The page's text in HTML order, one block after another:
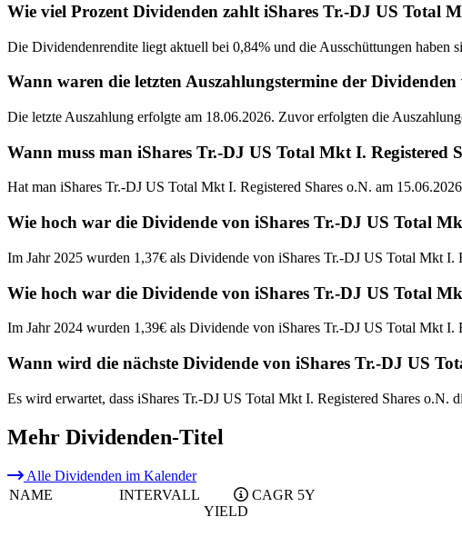
Wie viel Prozent Dividenden zahlt iShares Tr.-DJ US Total
Die Dividendenrendite liegt aktuell bei 0,84% und die Ausschüttungen haben
Wann waren die letzten Auszahlungstermine der
Die letzte Auszahlung erfolgte am 18.06.2026. Zuvor erfolgten die
Wann muss man iShares Tr.-DJ US Total Mkt I. Registered
Hat man iShares Tr.-DJ US Total Mkt I. Registered Shares o.N. am
Wie hoch war die Dividende von iShares Tr.-DJ US Total
Im Jahr 2025 wurden 1,37€ als Dividende von iShares Tr.-DJ US Total Mkt I.
Wie hoch war die Dividende von iShares Tr.-DJ US Total
Im Jahr 2024 wurden 1,39€ als Dividende von iShares Tr.-DJ US Total Mkt I.
Wann wird die nächste Dividende von iShares Tr.-DJ US
Es wird erwartet, dass iShares Tr.-DJ US Total Mkt I. Registered Shares o.N.
Mehr Dividenden-Titel
Alle Dividenden im Kalender
NAME
INTERVALL
YIELD
CAGR 5Y